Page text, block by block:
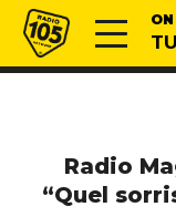
Vai al contenuto
Radio 105
Radio
“Quel